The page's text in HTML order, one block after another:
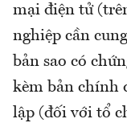
mại điện tử
nghiệp cần
bản sao có
kèm bản chính
lập (đối với tổ